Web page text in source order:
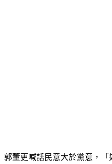
郭董更喊話民意大於黨意，